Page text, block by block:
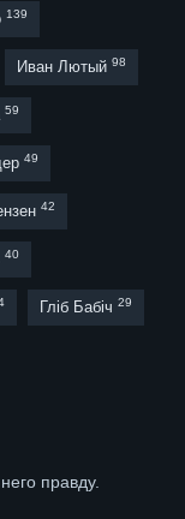
139
Иван Лютый 98
59
49
42
40
Гліб Бабіч 29
правду.